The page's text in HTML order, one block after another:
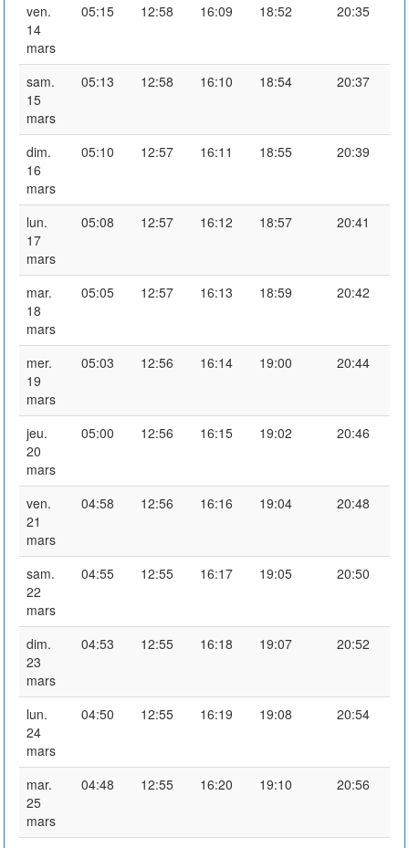
ven.
14
mars
05:15 12:58 16:09 18:52 20:35
sam.
15
mars
05:13 12:58 16:10 18:54 20:37
dim.
16
mars
05:10 12:57 16:11 18:55 20:39
lun.
17
mars
05:08 12:57 16:12 18:57 20:41
mar.
18
mars
05:05 12:57 16:13 18:59 20:42
mer.
19
mars
05:03 12:56 16:14 19:00 20:44
jeu.
20
mars
05:00 12:56 16:15 19:02 20:46
ven.
21
mars
04:58 12:56 16:16 19:04 20:48
sam.
22
mars
04:55 12:55 16:17 19:05 20:50
dim.
23
mars
04:53 12:55 16:18 19:07 20:52
lun.
24
mars
04:50 12:55 16:19 19:08 20:54
mar.
25
mars
04:48 12:55 16:20 19:10 20:56